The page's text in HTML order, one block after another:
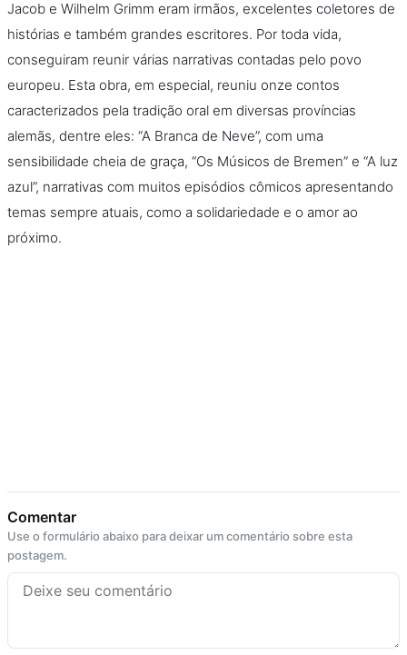
Jacob e Wilhelm Grimm eram irmãos, excelentes coletores de
histórias e também grandes escritores. Por toda vida,
conseguiram reunir várias narrativas contadas pelo povo
europeu. Esta obra, em especial, reuniu onze contos
caracterizados pela tradição oral em diversas províncias
alemãs, dentre eles: “A Branca de Neve”, com uma
sensibilidade cheia de graça, “Os Músicos de Bremen” e “A luz
azul”, narrativas com muitos episódios cômicos apresentando
temas sempre atuais, como a solidariedade e o amor ao
próximo.
Comentar
Use o formulário abaixo para deixar um comentário sobre esta
postagem.